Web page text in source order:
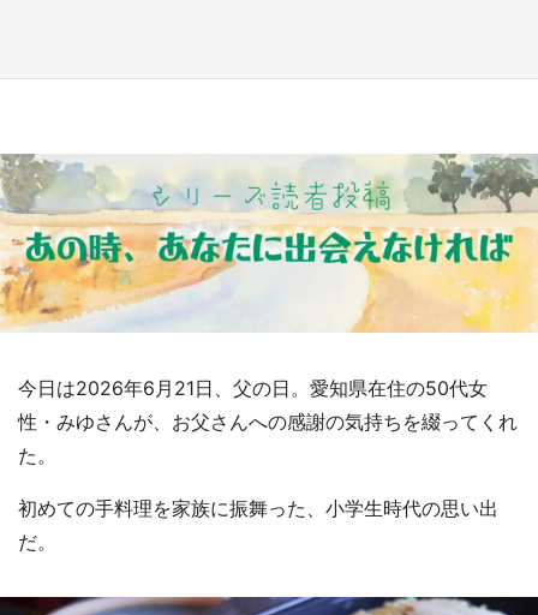
今日は2026年6月21日、父の日。愛知県在住の50代女
性・みゆさんが、お父さんへの感謝の気持ちを綴ってくれ
た。
初めての手料理を家族に振舞った、小学生時代の思い出
だ。